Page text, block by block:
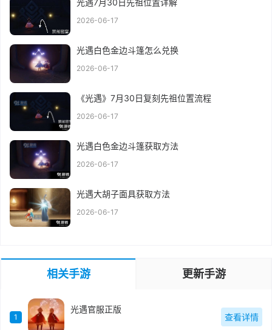
光遇7月30日先祖位置详解
2026-06-17
光遇白色金边斗篷怎么兑换
2026-06-17
《光遇》7月30日复刻先祖位置流程
2026-06-17
光遇白色金边斗篷获取方法
2026-06-17
光遇大胡子面具获取方法
2026-06-17
相关手游 更新手游
1
光遇官服正版
查看详情